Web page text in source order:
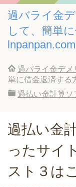
過バライ金
して、簡単
lnpanpan.com
過バライ金デ
単に借金返済する
過払い金計算ソ
過払い金
ったサイ
スト３は